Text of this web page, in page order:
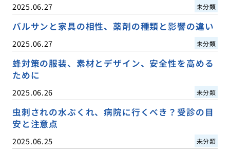
2025.06.27 未分類
バルサンと家具の相性、薬剤の種類と影響の違い
2025.06.27 未分類
蜂対策の服装、素材とデザイン、安全性を高める
ために
2025.06.26 未分類
虫刺されの水ぶくれ、病院に行くべき？受診の目
安と注意点
2025.06.25 未分類